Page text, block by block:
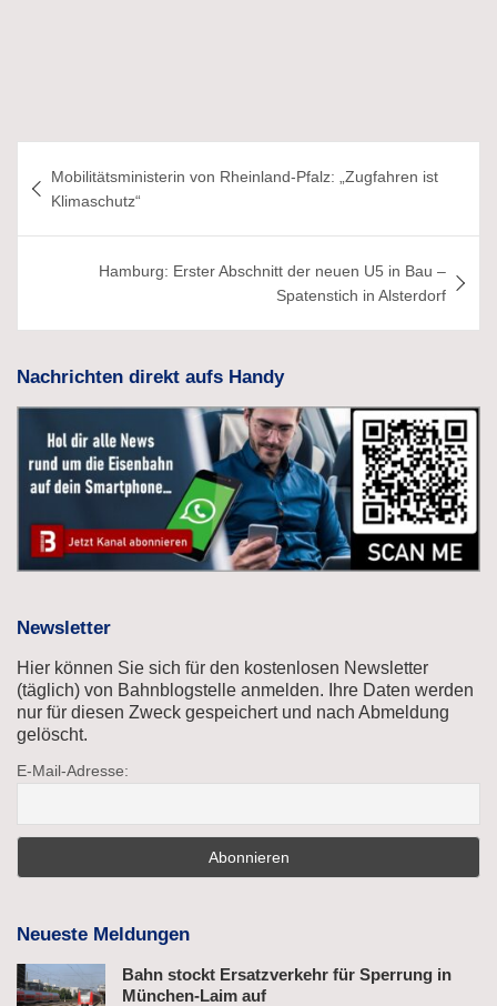
Mobilitätsministerin von Rheinland-Pfalz: „Zugfahren ist
Klimaschutz“
Hamburg: Erster Abschnitt der neuen U5 in Bau –
Spatenstich in Alsterdorf
Nachrichten direkt aufs Handy
Newsletter
Hier können Sie sich für den kostenlosen Newsletter
(täglich) von Bahnblogstelle anmelden. Ihre Daten werden
nur für diesen Zweck gespeichert und nach Abmeldung
gelöscht.
E-Mail-Adresse:
Neueste Meldungen
Bahn stockt Ersatzverkehr für Sperrung in
München-Laim auf